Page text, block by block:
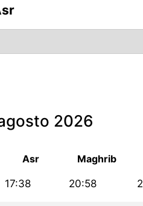
2026
Asr Maghrib
17:38 20:58